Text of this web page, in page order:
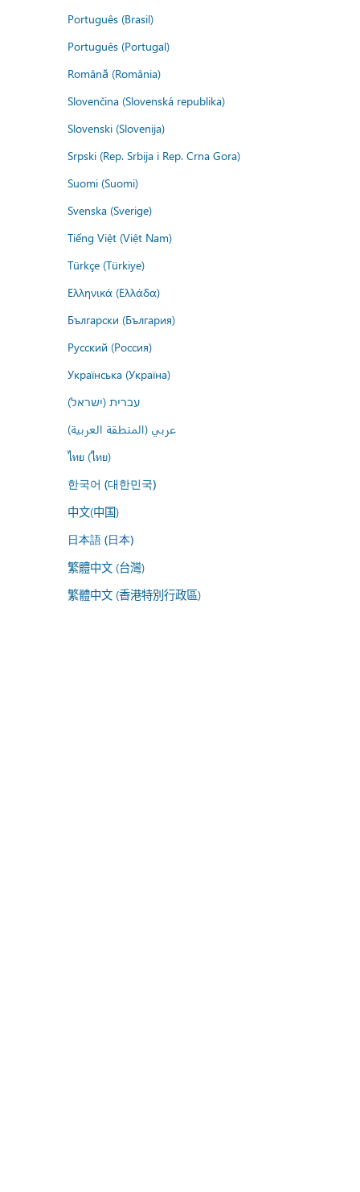
Português (Brasil)
Português (Portugal)
Română (România)
Slovenčina (Slovenská republika)
Slovenski (Slovenija)
Srpski (Rep. Srbija i Rep. Crna Gora)
Suomi (Suomi)
Svenska (Sverige)
Tiếng Việt (Việt Nam)
Türkçe (Türkiye)
Ελληνικά (Ελλάδα)
Български (България)
Русский (Россия)
Українська (Україна)
עברית (ישראל)
عربي (المنطقة العربية)
ไทย (ไทย)
한국어 (대한민국)
中文(中国)
日本語 (日本)
繁體中文 (台灣)
繁體中文 (香港特別行政區)